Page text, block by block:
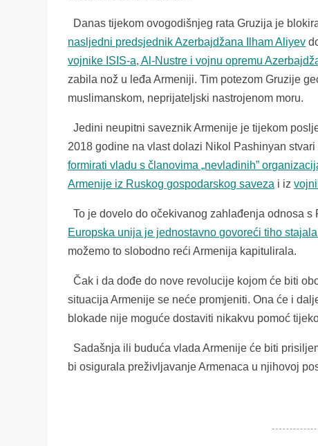
Danas tijekom ovogodišnjeg rata Gruzija je
nasljedni predsjednik Azerbajdžana Ilham Aliyev
vojnike ISIS-a, Al-Nustre i vojnu opremu
zabila nož u leđa Armeniji. Tim potezom Gruzije
muslimanskom, neprijateljski nastrojenom moru.
Jedini neupitni saveznik Armenije je tijekom
2018 godine na vlast dolazi Nikol Pashinyan
formirati vladu s članovima „nevladinih”
Armenije iz Ruskog gospodarskog saveza i iz
To je dovelo do očekivanog zahlađenja odnosa
Europska unija je jednostavno govoreći tiho
možemo to slobodno reći Armenija kapitulirala.
Čak i da dođe do nove revolucije kojom će biti
situacija Armenije se neće promjeniti. Ona će i
blokade nije moguće dostaviti nikakvu pomoć
Sadašnja ili buduća vlada Armenije će biti
bi osigurala preživljavanje Armenaca u njihovoj